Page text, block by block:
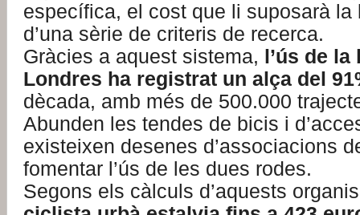
específica, el cost que li suposarà la
d’una sèrie de criteris de recerca.
Gràcies a aquest sistema, l’ús de
Londres ha registrat un alça del
dècada, amb més de 500.000
Abunden les tendes de bicis i
existeixen desenes d’associacions
fomentar l’ús de les dues rodes.
Segons els càlculs d’aquests